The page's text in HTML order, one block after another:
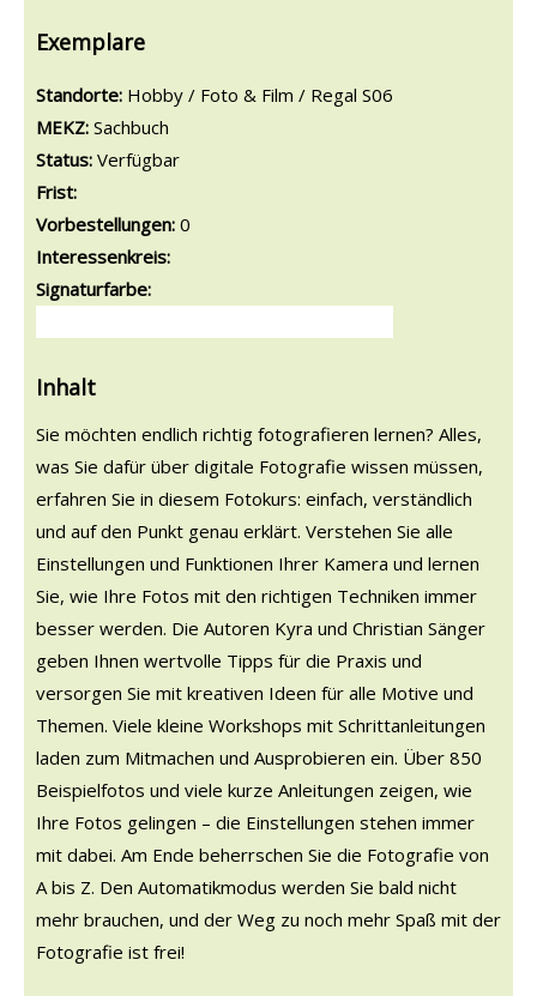
Exemplare
Standorte: Hobby / Foto & Film / Regal S06
MEKZ: Sachbuch
Status: Verfügbar
Frist:
Vorbestellungen: 0
Interessenkreis:
Signaturfarbe:
Inhalt
Sie möchten endlich richtig fotografieren lernen? Alles,
was Sie dafür über digitale Fotografie wissen müssen,
erfahren Sie in diesem Fotokurs: einfach, verständlich
und auf den Punkt genau erklärt. Verstehen Sie alle
Einstellungen und Funktionen Ihrer Kamera und lernen
Sie, wie Ihre Fotos mit den richtigen Techniken immer
besser werden. Die Autoren Kyra und Christian Sänger
geben Ihnen wertvolle Tipps für die Praxis und
versorgen Sie mit kreativen Ideen für alle Motive und
Themen. Viele kleine Workshops mit Schrittanleitungen
laden zum Mitmachen und Ausprobieren ein. Über 850
Beispielfotos und viele kurze Anleitungen zeigen, wie
Ihre Fotos gelingen – die Einstellungen stehen immer
mit dabei. Am Ende beherrschen Sie die Fotografie von
A bis Z. Den Automatikmodus werden Sie bald nicht
mehr brauchen, und der Weg zu noch mehr Spaß mit der
Fotografie ist frei!